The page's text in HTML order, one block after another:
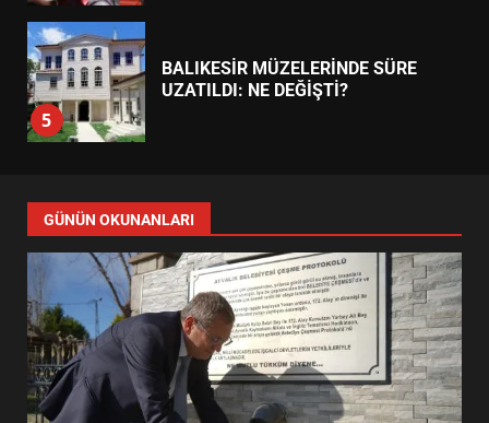
5
BALIKESİR MÜZELERİNDE SÜRE
UZATILDI: NE DEĞİŞTİ?
6
TURNUVASI KAYITLARI NEYİ
DEĞİŞTİRİYOR?
7
BURHANİYE BELEDİYESPOR’DA
YENİ YÖNETİM NASIL
ŞEKİLLENDİ?
GÜNÜN OKUNANLARI